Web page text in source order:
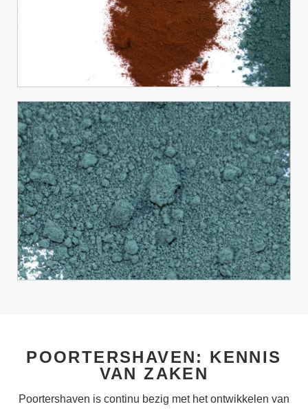
POORTERSHAVEN: KENNIS
VAN ZAKEN
Poortershaven is continu bezig met het ontwikkelen van